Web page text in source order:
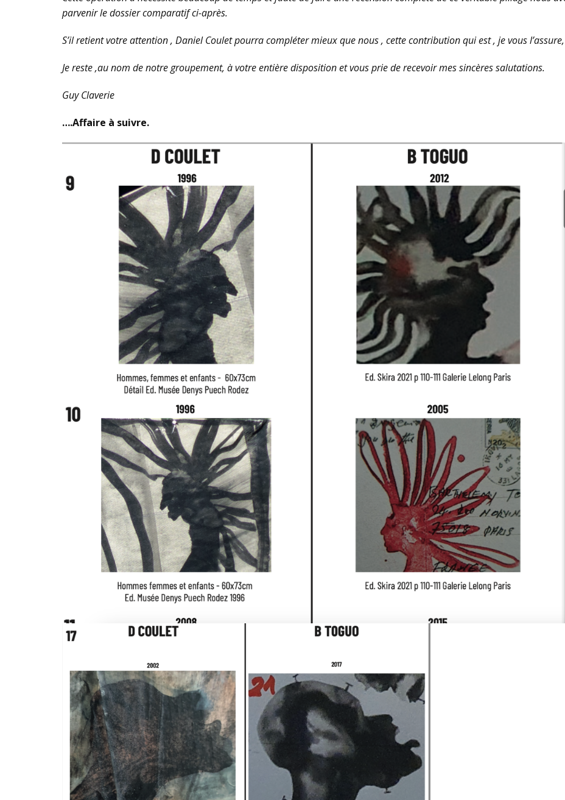
parvenir le dossier comparatif ci-après.
S’il retient votre attention , Daniel Coulet pourra compléter mieux que nous , cette contribution qui est , je vous
Je reste ,au nom de notre groupement, à votre entière disposition et vous prie de recevoir mes sincères salutations.
Guy Claverie
….Affaire à suivre.